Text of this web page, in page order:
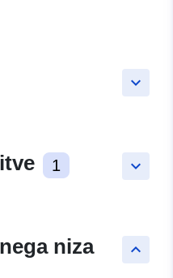
keyboard_arrow_down
keyboard_arrow_down
1
keyboard_arrow_up
niza